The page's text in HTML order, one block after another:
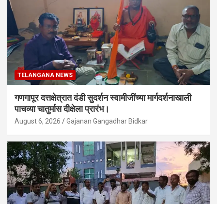
TELANGANA NEWS
गणगापूर दत्तक्षेत्रात दंडी सुदर्शन स्वामीजींच्या मार्गदर्शनाखाली
पाचव्या चातुर्मास दीक्षेला प्रारंभ।
August 6, 2026 Gajanan Gangadhar Bidkar